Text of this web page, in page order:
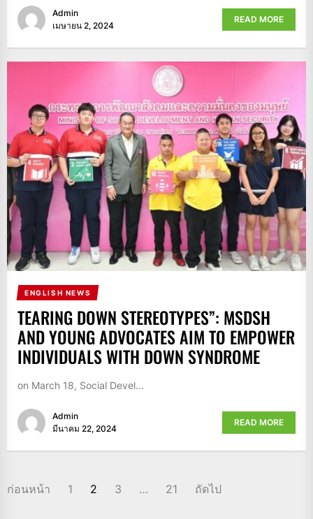
Admin
เมษายน 2, 2024
READ MORE
ENGLISH NEWS
TEARING DOWN STEREOTYPES”: MSDSH
AND YOUNG ADVOCATES AIM TO EMPOWER
INDIVIDUALS WITH DOWN SYNDROME
on March 18, Social Devel...
Admin
มีนาคม 22, 2024
READ MORE
POSTS
ก่อนหน้า 1 2 3 … 21 ถัดไป